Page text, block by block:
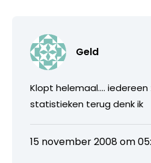
Geld
Klopt helemaal….
statistieken terug denk ik
15 november 2008 om